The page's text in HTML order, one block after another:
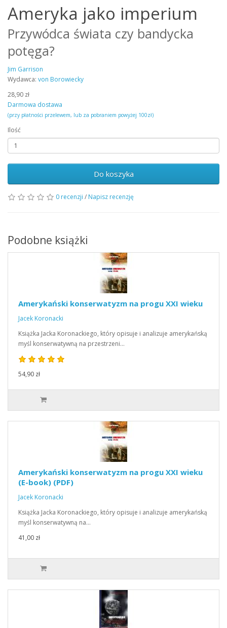
Ameryka jako imperium
Przywódca świata czy bandycka
potęga?
Jim Garrison
Wydawca: von Borowiecky
28,90 zł
Darmowa dostawa
(przy płatności przelewem, lub za pobraniem powyżej 100zł)
Ilość
Do koszyka
0 recenzji / Napisz recenzję
Podobne książki
Amerykański konserwatyzm na progu XXI wieku
Jacek Koronacki
Książka Jacka Koronackiego, który opisuje i analizuje amerykańską
myśl konserwatywną na przestrzeni…
54,90 zł
Amerykański konserwatyzm na progu XXI wieku
(E-book) (PDF)
Jacek Koronacki
Książka Jacka Koronackiego, który opisuje i analizuje amerykańską
myśl konserwatywną na…
41,00 zł